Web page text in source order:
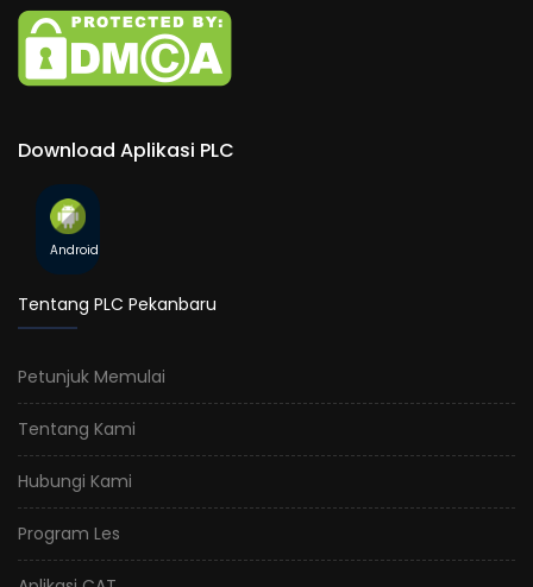
Download Aplikasi PLC
Android
Tentang PLC Pekanbaru
Petunjuk Memulai
Tentang Kami
Hubungi Kami
Program Les